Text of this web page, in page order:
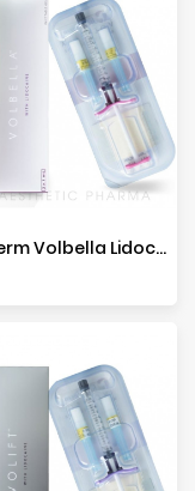
Juvederm Volbella Lidocaine (1x1ml)